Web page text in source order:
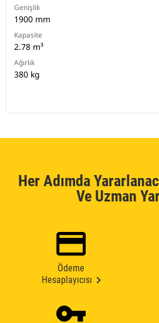
Genişlik
1900 mm
Kapasite
2.78 m³
Ağırlık
380 kg
Her Adımda
Ve Uzman
Ödeme
Hesaplayıcısı